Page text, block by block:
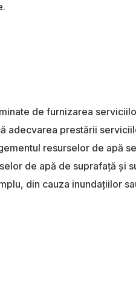
de furnizarea
adecvarea prestării
resurselor de apă
de apă de suprafață și
din cauza inundațiilor